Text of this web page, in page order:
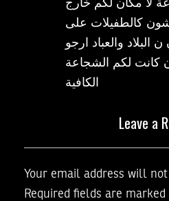
لا مكان لكم خارج
كالطفيلات على
والعباد ارجو
ان كانت لكم الشجاعة
الكافية
Leave a
Your email address will
Required fields are marked